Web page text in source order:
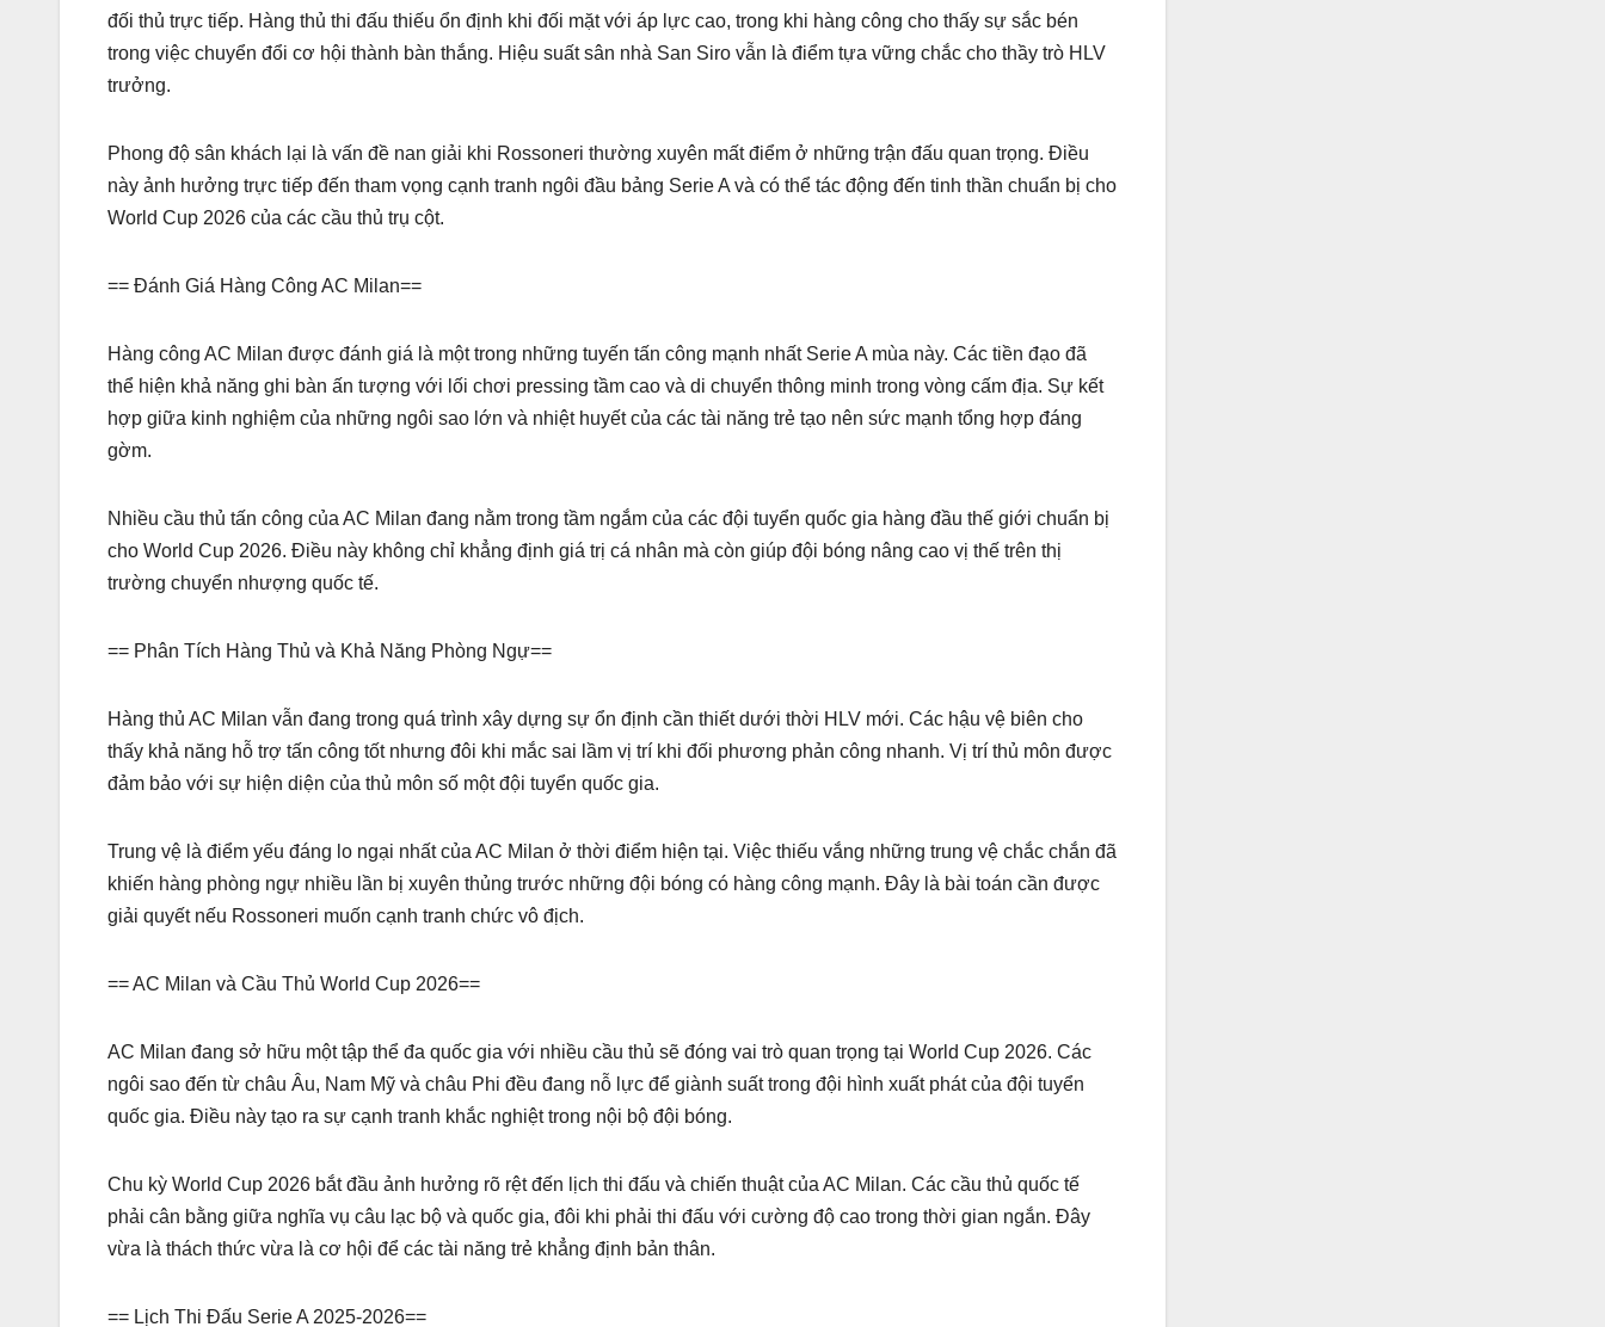
đối thủ trực tiếp. Hàng thủ thi đấu thiếu ổn định khi đối mặt với áp lực cao, trong khi hàng công cho thấy sự sắc bén
trong việc chuyển đổi cơ hội thành bàn thắng. Hiệu suất sân nhà San Siro vẫn là điểm tựa vững chắc cho thầy trò HLV
trưởng.
Phong độ sân khách lại là vấn đề nan giải khi Rossoneri thường xuyên mất điểm ở những trận đấu quan trọng. Điều
này ảnh hưởng trực tiếp đến tham vọng cạnh tranh ngôi đầu bảng Serie A và có thể tác động đến tinh thần chuẩn bị cho
World Cup 2026 của các cầu thủ trụ cột.
== Đánh Giá Hàng Công AC Milan==
Hàng công AC Milan được đánh giá là một trong những tuyến tấn công mạnh nhất Serie A mùa này. Các tiền đạo đã
thể hiện khả năng ghi bàn ấn tượng với lối chơi pressing tầm cao và di chuyển thông minh trong vòng cấm địa. Sự kết
hợp giữa kinh nghiệm của những ngôi sao lớn và nhiệt huyết của các tài năng trẻ tạo nên sức mạnh tổng hợp đáng
gờm.
Nhiều cầu thủ tấn công của AC Milan đang nằm trong tầm ngắm của các đội tuyển quốc gia hàng đầu thế giới chuẩn bị
cho World Cup 2026. Điều này không chỉ khẳng định giá trị cá nhân mà còn giúp đội bóng nâng cao vị thế trên thị
trường chuyển nhượng quốc tế.
== Phân Tích Hàng Thủ và Khả Năng Phòng Ngự==
Hàng thủ AC Milan vẫn đang trong quá trình xây dựng sự ổn định cần thiết dưới thời HLV mới. Các hậu vệ biên cho
thấy khả năng hỗ trợ tấn công tốt nhưng đôi khi mắc sai lầm vị trí khi đối phương phản công nhanh. Vị trí thủ môn được
đảm bảo với sự hiện diện của thủ môn số một đội tuyển quốc gia.
Trung vệ là điểm yếu đáng lo ngại nhất của AC Milan ở thời điểm hiện tại. Việc thiếu vắng những trung vệ chắc chắn đã
khiến hàng phòng ngự nhiều lần bị xuyên thủng trước những đội bóng có hàng công mạnh. Đây là bài toán cần được
giải quyết nếu Rossoneri muốn cạnh tranh chức vô địch.
== AC Milan và Cầu Thủ World Cup 2026==
AC Milan đang sở hữu một tập thể đa quốc gia với nhiều cầu thủ sẽ đóng vai trò quan trọng tại World Cup 2026. Các
ngôi sao đến từ châu Âu, Nam Mỹ và châu Phi đều đang nỗ lực để giành suất trong đội hình xuất phát của đội tuyển
quốc gia. Điều này tạo ra sự cạnh tranh khắc nghiệt trong nội bộ đội bóng.
Chu kỳ World Cup 2026 bắt đầu ảnh hưởng rõ rệt đến lịch thi đấu và chiến thuật của AC Milan. Các cầu thủ quốc tế
phải cân bằng giữa nghĩa vụ câu lạc bộ và quốc gia, đôi khi phải thi đấu với cường độ cao trong thời gian ngắn. Đây
vừa là thách thức vừa là cơ hội để các tài năng trẻ khẳng định bản thân.
== Lịch Thi Đấu Serie A 2025-2026==